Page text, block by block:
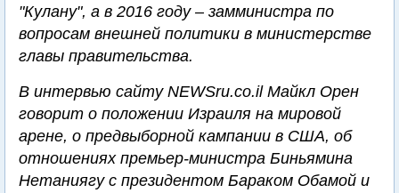
"Кулану", а в 2016 году – замминистра по
вопросам внешней политики в министерстве
главы правительства.
В интервью сайту NEWSru.co.il Майкл Орен
говорит о положении Израиля на мировой
арене, о предвыборной кампании в США, об
отношениях премьер-министра Биньямина
Нетаниягу с президентом Бараком Обамой и